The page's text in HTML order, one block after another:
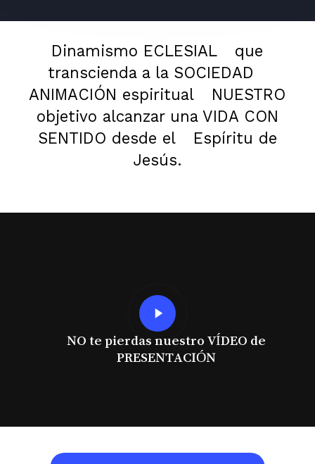
Dinamismo ECLESIAL
que
transcienda a la SOCIEDAD
ANIMACIÓN espiritual
NUESTRO
objetivo alcanzar una VIDA CON
SENTIDO desde el
Espíritu de
Jesús.
Play
Video
NO te pierdas nuestro VÍDEO de
PRESENTACIÓN